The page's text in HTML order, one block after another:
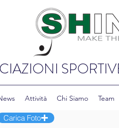
Attività Chi Siamo Team
Carica Foto